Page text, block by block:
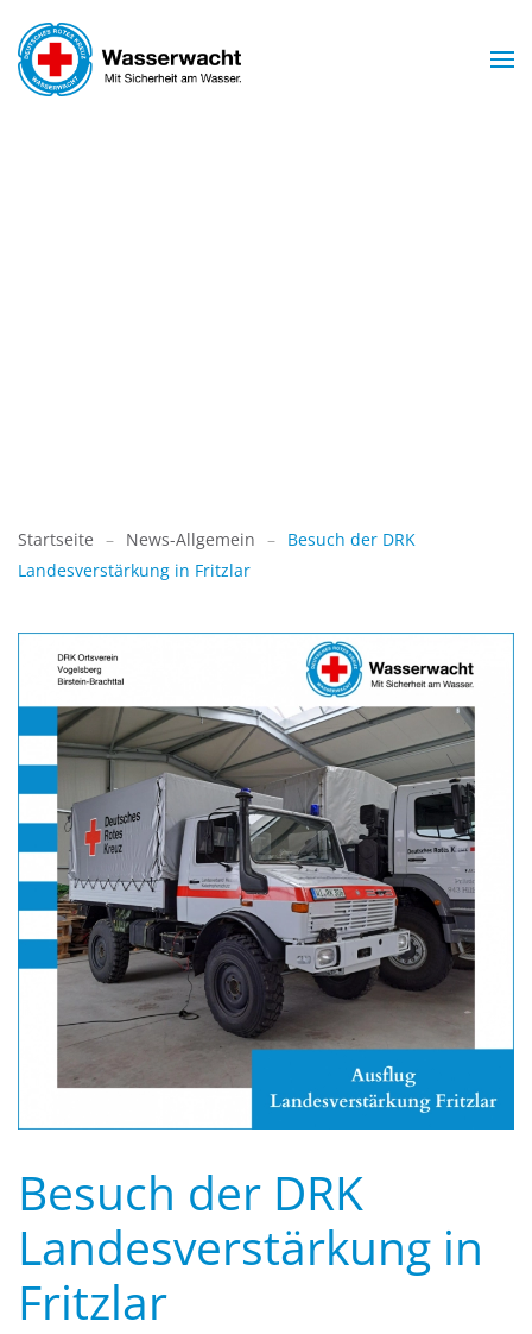
Zum Hauptinhalt springen
Startseite News-Allgemein
Besuch der DRK
Landesverstärkung in Fritzlar
Besuch der DRK
Landesverstärkung in
Fritzlar